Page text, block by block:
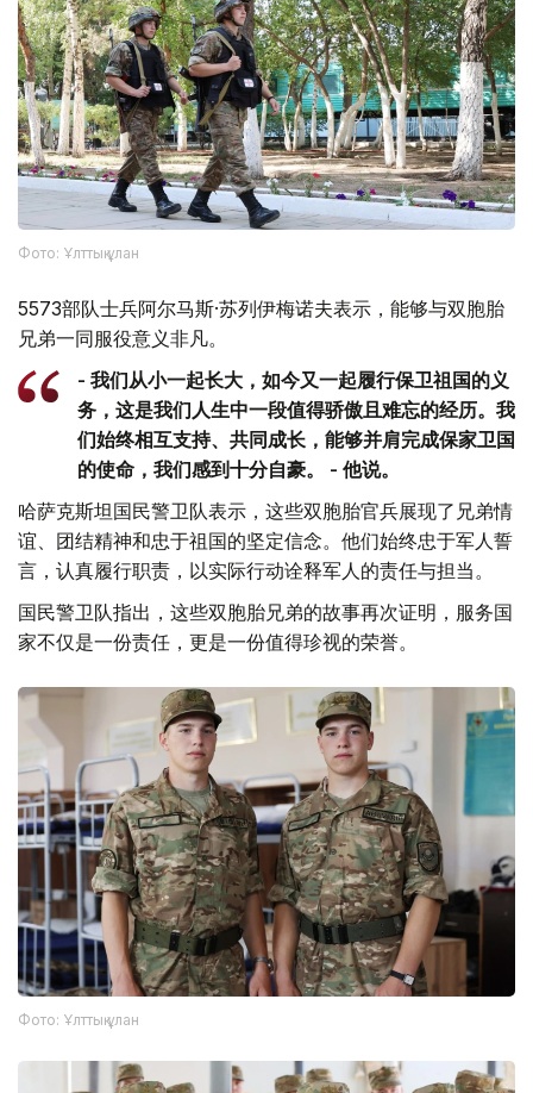
Фото: Ұлттық ұлан
5573部队士兵阿尔马斯·苏列伊梅诺夫表示，能够与双胞胎
兄弟一同服役意义非凡。
- 我们从小一起长大，如今又一起履行保卫祖国的义
务，这是我们人生中一段值得骄傲且难忘的经历。我
们始终相互支持、共同成长，能够并肩完成保家卫国
的使命，我们感到十分自豪。 - 他说。
哈萨克斯坦国民警卫队表示，这些双胞胎官兵展现了兄弟情
谊、团结精神和忠于祖国的坚定信念。他们始终忠于军人誓
言，认真履行职责，以实际行动诠释军人的责任与担当。
国民警卫队指出，这些双胞胎兄弟的故事再次证明，服务国
家不仅是一份责任，更是一份值得珍视的荣誉。
Фото: Ұлттық ұлан